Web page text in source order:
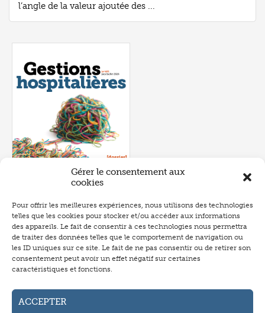
Gérer le consentement aux
cookies
Pour offrir les meilleures expériences, nous utilisons des technologies
telles que les cookies pour stocker et/ou accéder aux informations
des appareils. Le fait de consentir à ces technologies nous permettra
de traiter des données telles que le comportement de navigation ou
les ID uniques sur ce site. Le fait de ne pas consentir ou de retirer son
consentement peut avoir un effet négatif sur certaines
caractéristiques et fonctions.
ACCEPTER
l’angle de la valeur ajoutée des ...
Numéro 657- juin 2026
Annonceurs